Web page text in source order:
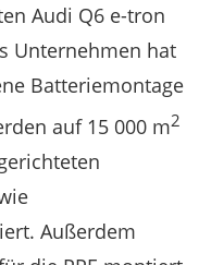
Audi Q6 e-tron
Unternehmen hat
Batteriemontage
auf 15 000 m2
Außerdem